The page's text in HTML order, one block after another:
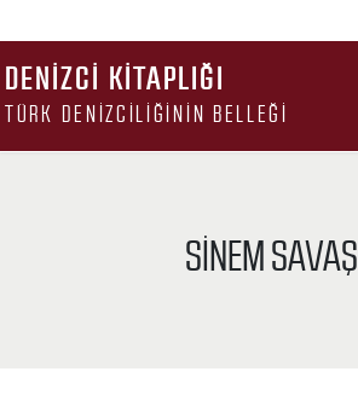
DENIZCI KITAPLIĞI
TÜRK DENIZCILIĞININ BELLEĞI
SINEM SAVAŞ